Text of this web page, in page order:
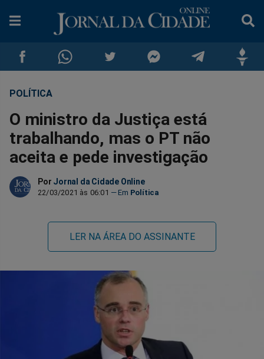
Compartilhar
no
Facebook
Compartilhar
no
Whatsapp
no
Twitter
no
Messenger
no
Telegram
POLÍTICA
O ministro da Justiça está
trabalhando, mas o PT não
aceita e pede investigação
Por Jornal da Cidade Online
22/03/2021 às 06:01 Política
LER NA ÁREA DO ASSINANTE